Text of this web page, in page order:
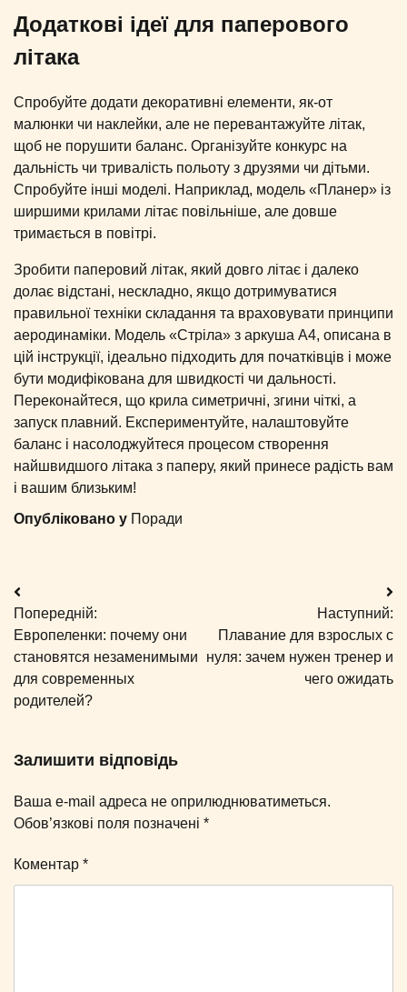
Додаткові ідеї для паперового
літака
Спробуйте додати декоративні елементи, як-от
малюнки чи наклейки, але не перевантажуйте літак,
щоб не порушити баланс. Організуйте конкурс на
дальність чи тривалість польоту з друзями чи дітьми.
Спробуйте інші моделі. Наприклад, модель «Планер» із
ширшими крилами літає повільніше, але довше
тримається в повітрі.
Зробити паперовий літак, який довго літає і далеко
долає відстані, нескладно, якщо дотримуватися
правильної техніки складання та враховувати принципи
аеродинаміки. Модель «Стріла» з аркуша А4, описана в
цій інструкції, ідеально підходить для початківців і може
бути модифікована для швидкості чи дальності.
Переконайтеся, що крила симетричні, згини чіткі, а
запуск плавний. Експериментуйте, налаштовуйте
баланс і насолоджуйтеся процесом створення
найшвидшого літака з паперу, який принесе радість вам
і вашим близьким!
Опубліковано у Поради
Навігація
записів
Попередній:
Европеленки: почему они
становятся незаменимыми
для современных
родителей?
Наступний:
Плавание для взрослых с
нуля: зачем нужен тренер и
чего ожидать
Залишити відповідь
Ваша e-mail адреса не оприлюднюватиметься.
Обов’язкові поля позначені *
Коментар *